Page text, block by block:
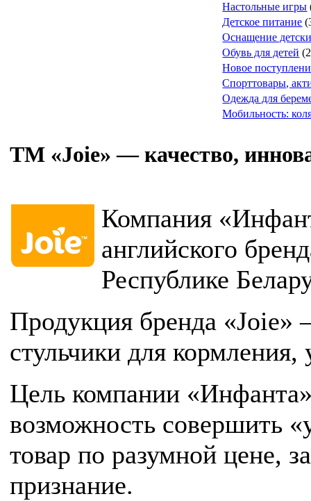
Настольные игры
Детское питание
Оснащение
Обувь для детей
Новое
Спорттовары,
Одежда для
Мобильность:
ТМ «Joie» — качество,
Компания
английского
Республике
Продукция бренда «Joie»
стульчики для
Цель компании
возможность совершить
товар по разумной цене,
признание.